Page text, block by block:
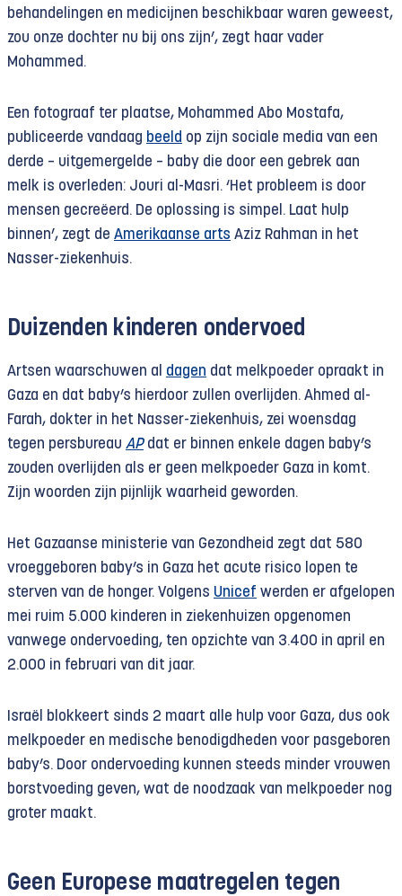
behandelingen en medicijnen beschikbaar waren geweest,
zou onze dochter nu bij ons zijn’, zegt haar vader
Mohammed.
Een fotograaf ter plaatse, Mohammed Abo Mostafa,
publiceerde vandaag beeld op zijn sociale media van een
derde – uitgemergelde – baby die door een gebrek aan
melk is overleden: Jouri al-Masri. ‘Het probleem is door
mensen gecreëerd. De oplossing is simpel. Laat hulp
binnen’, zegt de Amerikaanse arts Aziz Rahman in het
Nasser-ziekenhuis.
Duizenden kinderen ondervoed
Artsen waarschuwen al dagen dat melkpoeder opraakt in
Gaza en dat baby’s hierdoor zullen overlijden. Ahmed al-
Farah, dokter in het Nasser-ziekenhuis, zei woensdag
tegen persbureau AP dat er binnen enkele dagen baby’s
zouden overlijden als er geen melkpoeder Gaza in komt.
Zijn woorden zijn pijnlijk waarheid geworden.
Het Gazaanse ministerie van Gezondheid zegt dat 580
vroeggeboren baby’s in Gaza het acute risico lopen te
sterven van de honger. Volgens Unicef werden er afgelopen
mei ruim 5.000 kinderen in ziekenhuizen opgenomen
vanwege ondervoeding, ten opzichte van 3.400 in april en
2.000 in februari van dit jaar.
Israël blokkeert sinds 2 maart alle hulp voor Gaza, dus ook
melkpoeder en medische benodigdheden voor pasgeboren
baby’s. Door ondervoeding kunnen steeds minder vrouwen
borstvoeding geven, wat de noodzaak van melkpoeder nog
groter maakt.
Geen Europese maatregelen tegen